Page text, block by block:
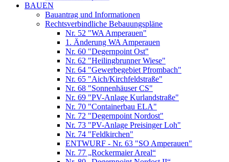
BAUEN
Bauantrag und Informationen
Rechtsverbindliche Bebauungspläne
Nr. 52 "WA Amperauen"
1. Änderung WA Amperauen
Nr. 60 "Degernpoint Ost"
Nr. 62 "Heilingbrunner Wiese"
Nr. 64 "Gewerbegebiet Pfrombach"
Nr. 65 "Aich/Kirchfeldstraße"
Nr. 68 "Sonnenhäuser CS"
Nr. 69 "PV-Anlage Kurlandstraße"
Nr. 70 "Containerbau ELA"
Nr. 72 "Degernpoint Nordost"
Nr. 73 "PV-Anlage Preisinger Loh"
Nr. 74 "Feldkirchen"
ENTWURF - Nr. 63 "SO Amperauen"
Nr. 77 „Rockermaier Areal“